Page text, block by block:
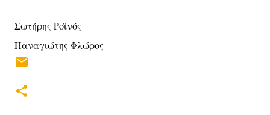
Σωτήρης Ροϊνός
Παναγιώτης Φλώρος